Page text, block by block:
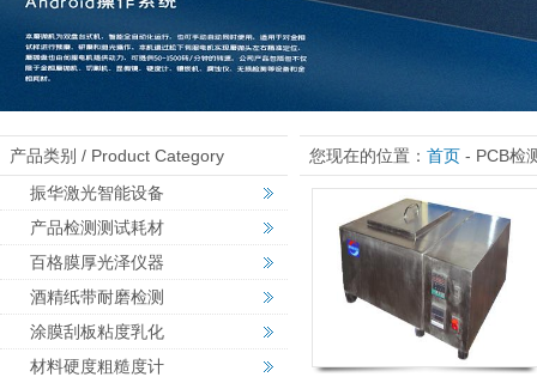
产品类别 / Product Category
振华激光智能设备
产品检测测试耗材
百格膜厚光泽仪器
酒精纸带耐磨检测
涂膜刮板粘度乳化
材料硬度粗糙度计
您现在的位置： 首页 - PCB检